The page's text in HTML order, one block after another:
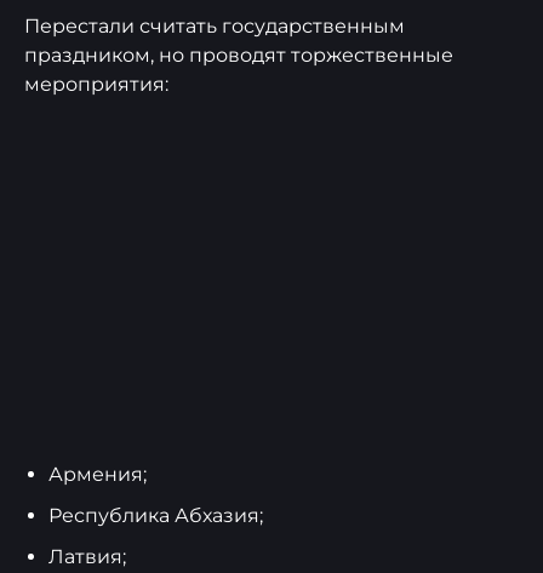
Перестали считать государственным
праздником, но проводят торжественные
мероприятия:
Армения;
Республика Абхазия;
Латвия;